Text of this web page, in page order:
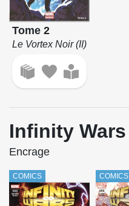
Tome 2
Le Vortex Noir (II)
Infinity Wars
Encrage
COMICS COMICS